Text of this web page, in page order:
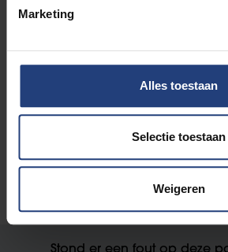
Marketing
Alles toestaan
Selectie toestaan
Weigeren
Week
Compassionate Week is te
Stond er een fout op deze